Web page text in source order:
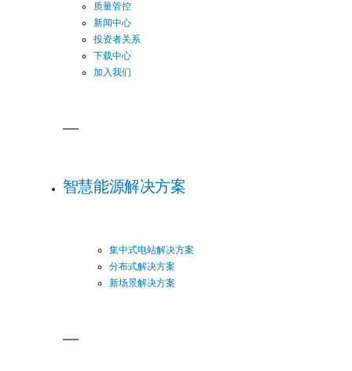
质量管控
新闻中心
投资者关系
下载中心
加入我们
智慧能源解决方案
集中式电站解决方案
分布式解决方案
新场景解决方案